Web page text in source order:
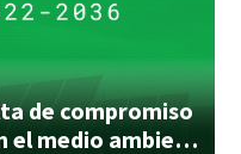
de compromiso
del Estado mexicano con el medio ambiente